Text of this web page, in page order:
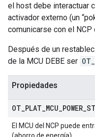
el host debe interactuar
activador externo (un
comunicarse con el NCP
Después de un
de la MCU DEBE ser
Propiedades
OT PLAT MCU POWER
El MCU del NCP puede